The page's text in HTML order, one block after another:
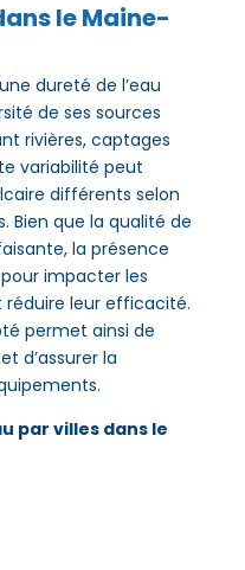
le Maine-
dureté de l’eau
de ses sources
rivières, captages
variabilité peut
différents selon
Bien que la qualité de
la présence
impacter les
leur efficacité.
permet ainsi de
d’assurer la
par villes dans le